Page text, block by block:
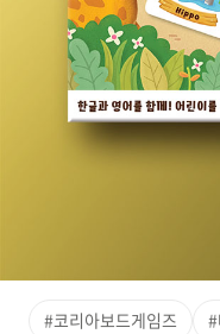
#코리아보드게임즈